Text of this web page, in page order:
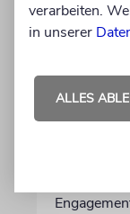
Der
verarbeiten.
in unserer
ALLES